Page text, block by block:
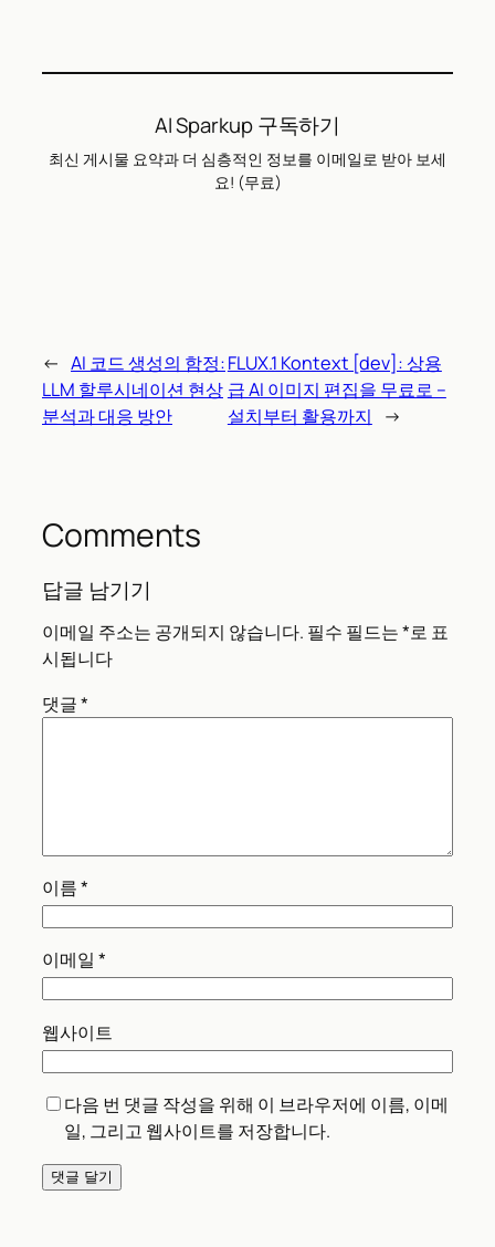
AI Sparkup 구독하기
최신 게시물 요약과 더 심층적인 정보를 이메일로 받아 보세
요! (무료)
← AI 코드 생성의 함정:
LLM 할루시네이션 현상
분석과 대응 방안
FLUX.1 Kontext [dev]: 상용
급 AI 이미지 편집을 무료로 –
설치부터 활용까지
→
Comments
답글 남기기
이메일 주소는 공개되지 않습니다. 필수 필드는*로 표
시됩니다
댓글*
이름*
이메일 *
웹사이트
다음 번 댓글 작성을 위해 이 브라우저에 이름, 이메
일, 그리고 웹사이트를 저장합니다.